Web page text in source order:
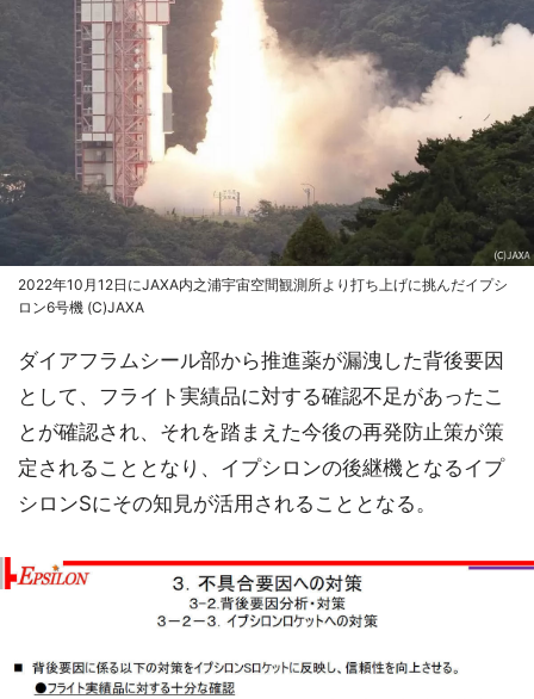
2022年10月12日にJAXA内之浦宇宙空間観測所より打ち上げに挑んだイプシ
ロン6号機 (C)JAXA
ダイアフラムシール部から推進薬が漏洩した背後要因
として、フライト実績品に対する確認不足があったこ
とが確認され、それを踏まえた今後の再発防止策が策
定されることとなり、イプシロンの後継機となるイプ
シロンSにその知見が活用されることとなる。